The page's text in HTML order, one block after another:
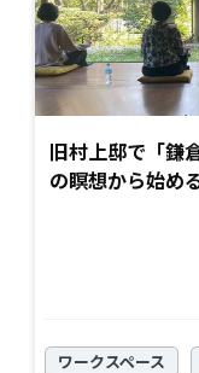
旧村上邸で「鎌
の瞑想から始め
ワークスペース